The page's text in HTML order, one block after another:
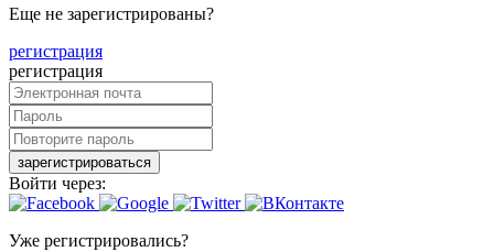
Еще не зарегистрированы?
регистрация
регистрация
зарегистрироваться
Войти через:
Уже регистрировались?